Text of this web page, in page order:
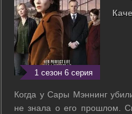
1 сезон 6 серия
Когда у Сары Мэннинг
не знала о его прошлом.